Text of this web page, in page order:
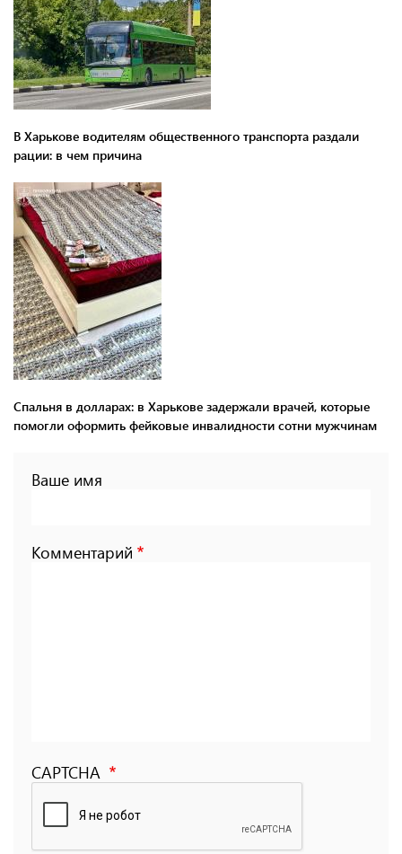
В Харькове водителям общественного транспорта раздали
рации: в чем причина
Спальня в долларах: в Харькове задержали врачей, которые
помогли оформить фейковые инвалидности сотни мужчинам
Ваше имя
Комментарий
CAPTCHA